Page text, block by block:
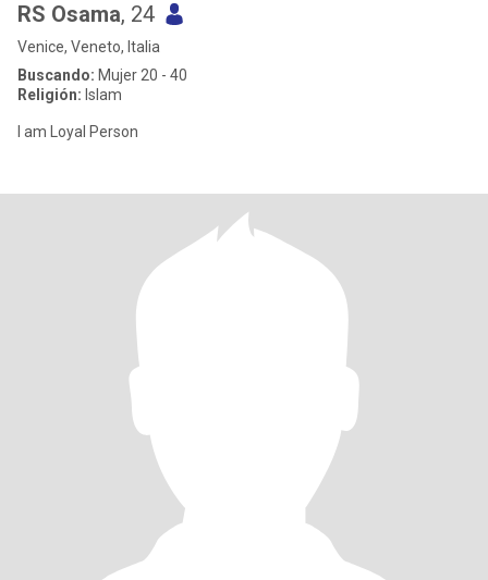
RS Osama, 24
Venice, Veneto, Italia
Buscando: Mujer 20 - 40
Religión: Islam
I am Loyal Person